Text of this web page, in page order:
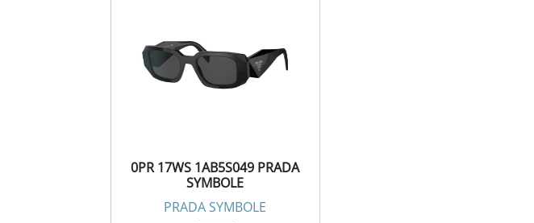
0PR 17WS 1AB5S049 PRADA
SYMBOLE
PRADA SYMBOLE